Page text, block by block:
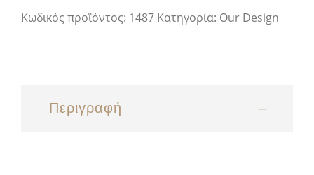
Κωδικός προϊόντος: 1487 Κατηγορία: Our Design
Περιγραφή